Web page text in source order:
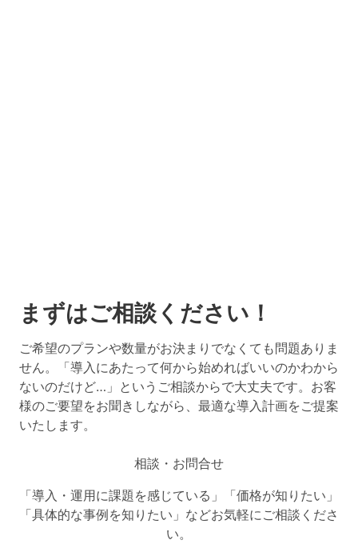
まずはご相談ください！
ご希望のプランや数量がお決まりでなくても問題ありま
せん。「導入にあたって何から始めればいいのかわから
ないのだけど…」というご相談からで大丈夫です。お客
様のご要望をお聞きしながら、最適な導入計画をご提案
いたします。
相談・お問合せ
「導入・運用に課題を感じている」「価格が知りたい」
「具体的な事例を知りたい」などお気軽にご相談くださ
い。